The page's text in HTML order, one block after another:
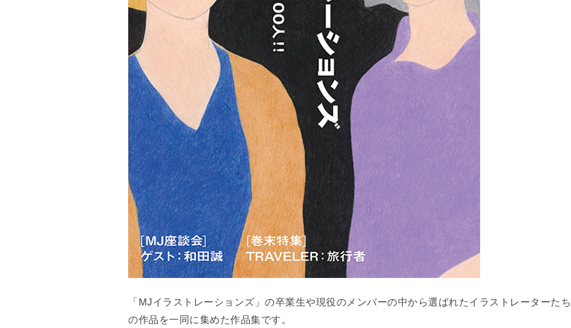
「MJイラストレーションズ」の卒業生や現役のメンバーの中から選ばれたイラストレーターたち
の作品を一同に集めた作品集です。